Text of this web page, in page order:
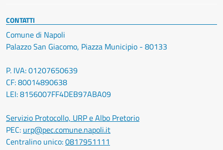
CONTATTI
Comune di Napoli
Palazzo San Giacomo, Piazza Municipio - 80133
P. IVA: 01207650639
CF: 80014890638
LEI: 8156007FF4DEB97ABA09
Servizio Protocollo, URP e Albo Pretorio
PEC: urp@pec.comune.napoli.it
Centralino unico:0817951111